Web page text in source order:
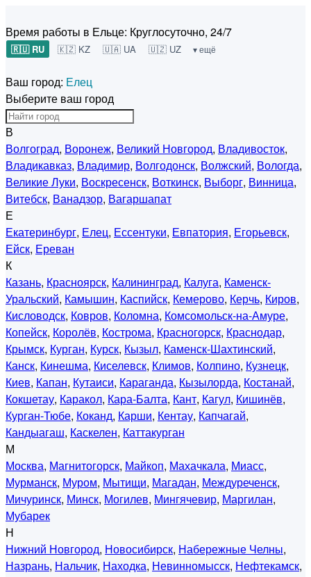
Время работы в Ельце: Круглосуточно, 24/7
🇷🇺 RU 🇰🇿 KZ 🇺🇦 UA 🇺🇿 UZ ▾ ещё
Ваш город: Елец
Выберите ваш город
В
Волгоград, Воронеж, Великий Новгород, Владивосток,
Владикавказ, Владимир, Волгодонск, Волжский, Вологда,
Великие Луки, Воскресенск, Воткинск, Выборг, Винница,
Витебск, Ванадзор, Вагаршапат
Е
Екатеринбург, Елец, Ессентуки, Евпатория, Егорьевск,
Ейск, Ереван
К
Казань, Красноярск, Калининград, Калуга, Каменск-
Уральский, Камышин, Каспийск, Кемерово, Керчь, Киров,
Кисловодск, Ковров, Коломна, Комсомольск-на-Амуре,
Копейск, Королёв, Кострома, Красногорск, Краснодар,
Крымск, Курган, Курск, Кызыл, Каменск-Шахтинский,
Канск, Кинешма, Киселевск, Климов, Колпино, Кузнецк,
Киев, Капан, Кутаиси, Караганда, Кызылорда, Костанай,
Кокшетау, Каракол, Кара-Балта, Кант, Кагул, Кишинёв,
Курган-Тюбе, Коканд, Карши, Кентау, Капчагай,
Кандыагаш, Каскелен, Каттакурган
М
Москва, Магнитогорск, Майкоп, Махачкала, Миасс,
Мурманск, Муром, Мытищи, Магадан, Междуреченск,
Мичуринск, Минск, Могилев, Мингячевир, Маргилан,
Мубарек
Н
Нижний Новгород, Новосибирск, Набережные Челны,
Назрань, Нальчик, Находка, Невинномысск, Нефтекамск,